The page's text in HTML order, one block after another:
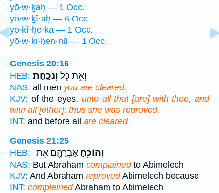
yō·w·ḵaḥ — 1 Occ.
yō·w·ḵî·aḥ — 6 Occ.
yō·ḵî·ḥe·ḵā — 1 Occ.
yō·w·ḵi·ḥen·nū — 1 Occ.
Genesis 20:16
HEB:
וְאֵ֥ת כֹּ֖ל וְנֹכָֽחַת׃
NAS: all men you are cleared.
KJV: of the eyes, unto all that [are] with thee, and
with all [other]: thus she was reproved.
INT: and before all are cleared
Genesis 21:25
HEB:
וְהוֹכִ֥חַ אַבְרָהָ֖ם אֶת־
NAS: But Abraham complainedto Abimelech
KJV: And Abraham reprovedAbimelech because
INT: complainedAbraham to Abimelech